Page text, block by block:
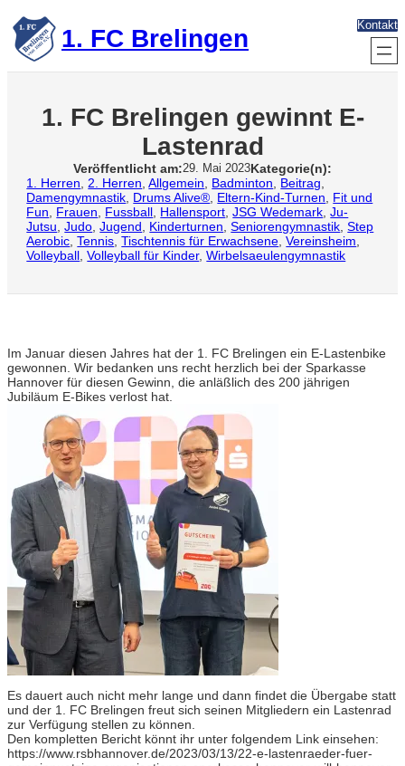
Zum
Inhalt
springen 1. FC Brelingen Kontakt
1. FC Brelingen gewinnt E-
Lastenrad
Veröffentlicht am:29. Mai 2023Kategorie(n):
1. Herren
2. Herren , Allgemein Badminton Beitrag
Damengymnastik Drums Alive® Eltern-Kind-Turnen
Fit und
Fun
Frauen Fussball Hallensport , JSG Wedemark , Ju-
Jutsu , Judo , Jugend Kinderturnen , Seniorengymnastik , Step
Aerobic , Tennis , Tischtennis für Erwachsene , Vereinsheim
Volleyball , Volleyball für Kinder, Wirbelsaeulengymnastik
Im Januar diesen Jahres hat der 1. FC Brelingen ein E-Lastenbike
gewonnen. Wir bedanken uns recht herzlich bei der Sparkasse
Hannover für diesen Gewinn, die anläßlich des 200 jährigen
Jubiläum E-Bikes verlost hat.
Es dauert auch nicht mehr lange und dann findet die Übergabe statt
und der 1. FC Brelingen freut sich seinen Mitgliedern ein Lastenrad
zur Verfügung stellen zu können.
Den kompletten Bericht könnt ihr unter folgendem Link einsehen:
https://www.rsbhannover.de/2023/03/13/22-e-lastenraeder-fuer-